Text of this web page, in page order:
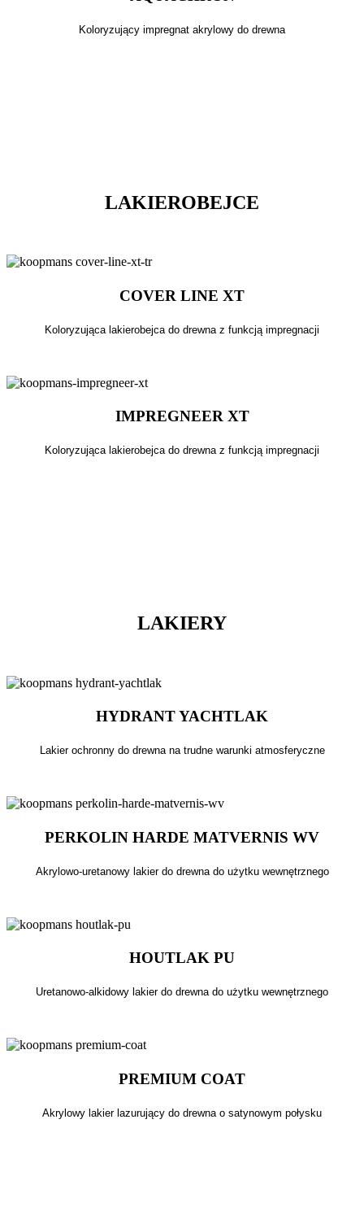
Koloryzujący impregnat akrylowy do drewna
LAKIEROBEJCE
COVER LINE XT
Koloryzująca lakierobejca do drewna z funkcją impregnacji
IMPREGNEER XT
Koloryzująca lakierobejca do drewna z funkcją impregnacji
LAKIERY
HYDRANT YACHTLAK
Lakier ochronny do drewna na trudne warunki atmosferyczne
PERKOLIN HARDE MATVERNIS WV
Akrylowo-uretanowy lakier do drewna do użytku wewnętrznego
HOUTLAK PU
Uretanowo-alkidowy lakier do drewna do użytku wewnętrznego
PREMIUM COAT
Akrylowy lakier lazurujący do drewna o satynowym połysku